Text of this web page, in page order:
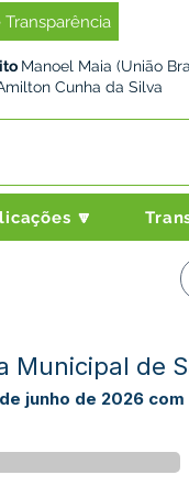
Manoel Maia (União
Cunha da Silva
🔽
Municipal de
junho de 2026